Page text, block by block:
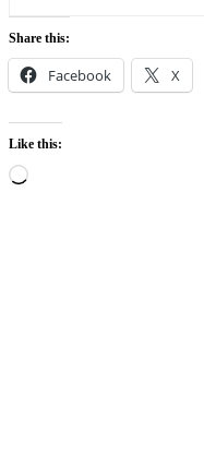
Share this:
Facebook X
Like this:
Loading…